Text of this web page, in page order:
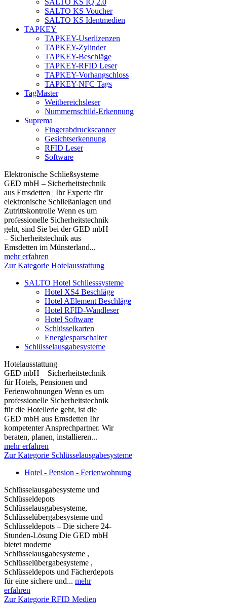
SALTO KS IQ 2.0
SALTO KS Voucher
SALTO KS Identmedien
TAPKEY
TAPKEY-Userlizenzen
TAPKEY-Zylinder
TAPKEY-Beschläge
TAPKEY-RFID Leser
TAPKEY-Vorhangschloss
TAPKEY-NFC Tags
TagMaster
Weitbereichsleser
Nummernschild-Erkennung
Suprema
Fingerabdruckscanner
Gesichtserkennung
RFID Leser
Software
Elektronische Schließsysteme
GED mbH – Sicherheitstechnik
aus Emsdetten | Ihr Experte für
elektronische Schließanlagen und
Zutrittskontrolle Wenn es um
professionelle Sicherheitstechnik
geht, sind Sie bei der GED mbH
– Sicherheitstechnik aus
Emsdetten im Münsterland...
mehr erfahren
Zur Kategorie Hotelausstattung
SALTO Hotel Schliesssysteme
Hotel XS4 Beschläge
Hotel AElement Beschläge
Hotel RFID-Wandleser
Hotel Software
Schlüsselkarten
Energiesparschalter
Schlüsselausgabesysteme
Hotelausstattung
GED mbH – Sicherheitstechnik
für Hotels, Pensionen und
Ferienwohnungen Wenn es um
professionelle Sicherheitstechnik
für die Hotellerie geht, ist die
GED mbH aus Emsdetten Ihr
kompetenter Ansprechpartner. Wir
beraten, planen, installieren...
mehr erfahren
Zur Kategorie Schlüsselausgabesysteme
Hotel - Pension - Ferienwohnung
Schlüsselausgabesysteme und
Schlüsseldepots
Schlüsselausgabesysteme,
Schlüsselübergabesysteme und
Schlüsseldepots – Die sichere 24-
Stunden-Lösung Die GED mbH
bietet moderne
Schlüsselausgabesysteme ,
Schlüsselübergabesysteme ,
Schlüsseldepots und Fächerdepots
für eine sichere und... mehr
erfahren
Zur Kategorie RFID Medien